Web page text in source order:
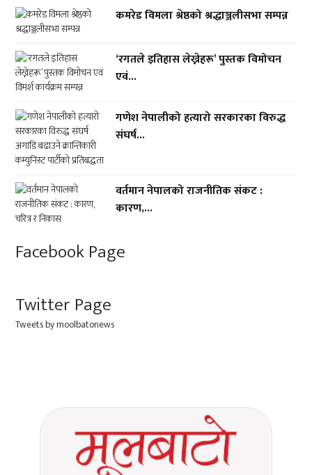
कमरेड विमला श्रेष्ठको श्रद्धाञ्जलीसभा सम्पन्न
‘रगतले इतिहास लेख्नेहरू’ पुस्तक विमोचन
एवं...
गणेश नेपालीको हत्यारो सरकारका विरुद्ध
संघर्ष...
वर्तमान नेपालको राजनीतिक संकट :
कारण,...
Facebook Page
Twitter Page
Tweets by moolbatonews